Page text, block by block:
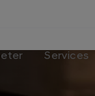
Services